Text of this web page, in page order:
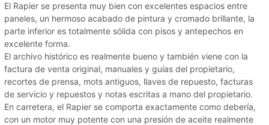
El Rapier se presenta muy bien con excelentes espacios entre
paneles, un hermoso acabado de pintura y cromado brillante, la
parte inferior es totalmente sólida con pisos y antepechos en
excelente forma.
El archivo histórico es realmente bueno y también viene con la
factura de venta original, manuales y guías del propietario,
recortes de prensa, mots antiguos, llaves de repuesto, facturas
de servicio y repuestos y notas escritas a mano del propietario.
En carretera, el Rapier se comporta exactamente como debería,
con un motor muy potente con una presión de aceite realmente